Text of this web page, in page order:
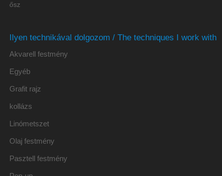
ősz
Ilyen technikával dolgozom / The techniques I work with
Akvarell festmény
Egyéb
Grafit rajz
kollázs
Linómetszet
Olaj festmény
Pasztell festmény